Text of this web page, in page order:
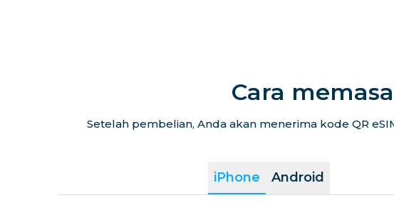
Cara
Setelah pembelian, Anda akan menerima kode QR
iPhone Android